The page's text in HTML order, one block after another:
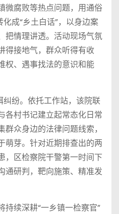
微腐败等热点问题，用通俗
成“乡土白话”，以身边案
把情理讲透。活动现场气氛
得接地气，群众听得有收
权、遇事找法的意识和能
纷。依托工作站，该院联
各村书记建立起常态化日常
众身边的法律问题线索，
萌芽。针对近期排查出的两
，区检察院干警第一时间下
通研判，靶向施策、精准发
续深耕“一乡镇一检察官”